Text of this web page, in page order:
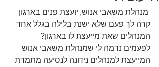
קרה לך פעם שלא ישנת בלילה בגלל אחד
המנהלים שאת מייעצת לו בארגון?
לפעמים נדמה לי שמנהלת משאבי אנוש
המייעצת למנהלים נידונה לנסיעה מתמדת